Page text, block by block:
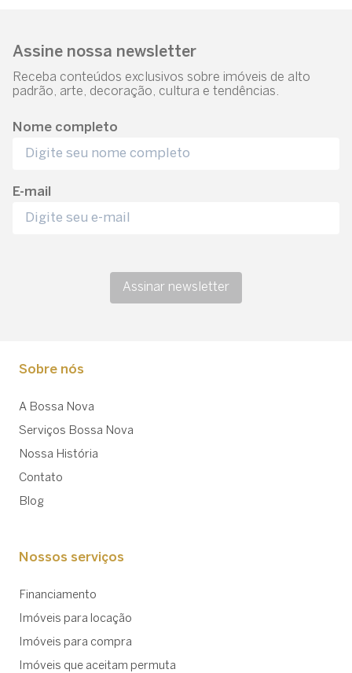
Assine nossa newsletter
Receba conteúdos exclusivos sobre imóveis de alto
padrão, arte, decoração, cultura e tendências.
Nome completo
E-mail
Assinar newsletter
Sobre nós
A Bossa Nova
Serviços Bossa Nova
Nossa História
Contato
Blog
Nossos serviços
Financiamento
Imóveis para locação
Imóveis para compra
Imóveis que aceitam permuta